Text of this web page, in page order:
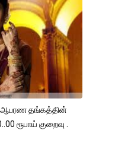
தங்கத்தின்
ரூபாய் குறைவு .